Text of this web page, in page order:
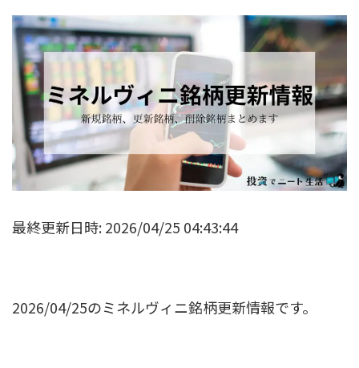
最終更新日時: 2026/04/25 04:43:44
2026/04/25のミネルヴィニ銘柄更新情報です。